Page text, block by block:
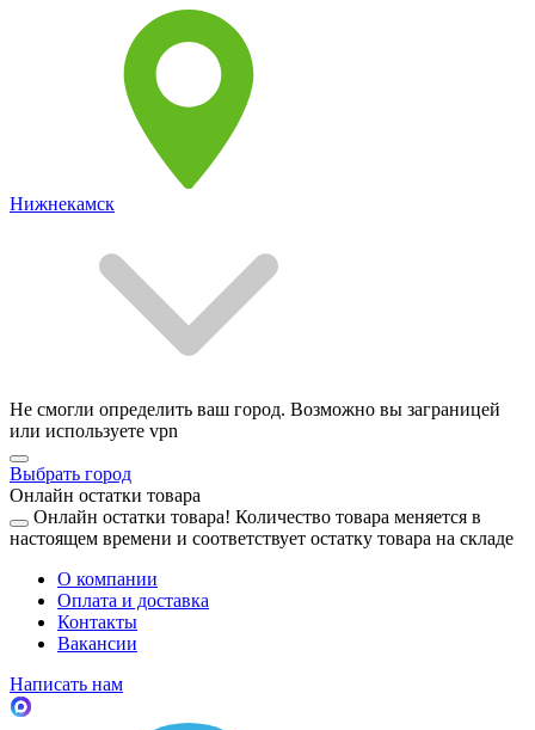
Нижнекамск
Не смогли определить ваш город. Возможно вы заграницей
или используете vpn
Выбрать город
Онлайн остатки товара
Онлайн остатки товара! Количество товара меняется в
настоящем времени и соответствует остатку товара на складе
О компании
Оплата и доставка
Контакты
Вакансии
Написать нам